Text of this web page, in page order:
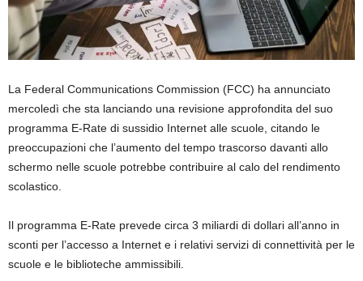
La Federal Communications Commission (FCC) ha annunciato
mercoledì che sta lanciando una revisione approfondita del suo
programma E-Rate di sussidio Internet alle scuole, citando le
preoccupazioni che l’aumento del tempo trascorso davanti allo
schermo nelle scuole potrebbe contribuire al calo del rendimento
scolastico.
Il programma E-Rate prevede circa 3 miliardi di dollari all’anno in
sconti per l’accesso a Internet e i relativi servizi di connettività per le
scuole e le biblioteche ammissibili.